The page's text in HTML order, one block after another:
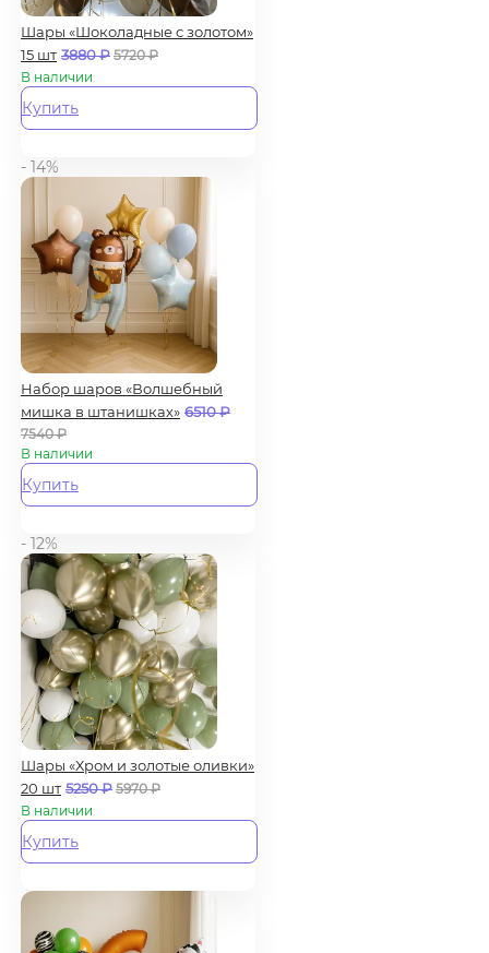
Шары «Шоколадные с золотом»
15 шт 3880₽ 5720₽
В наличии
Купить
- 14%
Набор шаров «Волшебный
мишка в штанишках» 6510₽
7540₽
В наличии
Купить
- 12%
Шары «Хром и золотые оливки»
20 шт 5250₽ 5970₽
В наличии
Купить